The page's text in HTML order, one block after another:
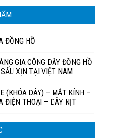
ĐỒNG HỒ
GIA CÔNG DÂY ĐỒNG HỒ
XỊN TẠI VIỆT NAM
(KHÓA DÂY) – MẮT KÍNH –
ĐIỆN THOẠI – DÂY NỊT